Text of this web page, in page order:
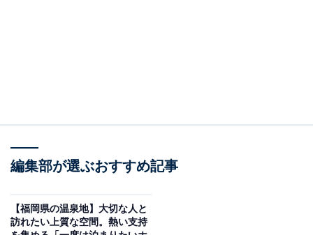
編集部が選ぶおすすめ記事
【福岡県の温泉地】大切な人と
訪れたい上質な空間。熱い支持